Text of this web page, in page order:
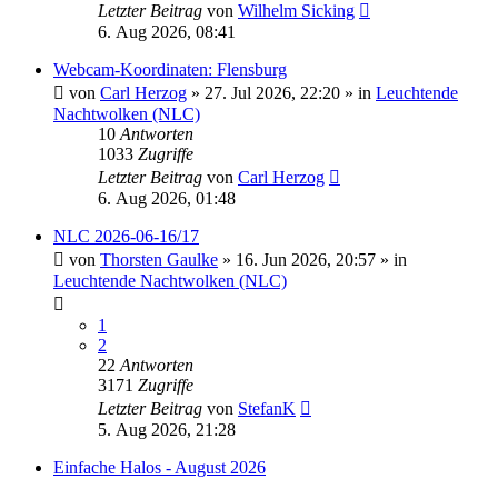
Letzter Beitrag von Wilhelm Sicking
6. Aug 2026, 08:41
Webcam-Koordinaten: Flensburg
von Carl Herzog » 27. Jul 2026, 22:20 » in Leuchtende
Nachtwolken (NLC)
10 Antworten
1033 Zugriffe
Letzter Beitrag von Carl Herzog
6. Aug 2026, 01:48
NLC 2026-06-16/17
von Thorsten Gaulke » 16. Jun 2026, 20:57 » in
Leuchtende Nachtwolken (NLC)
1
2
22 Antworten
3171 Zugriffe
Letzter Beitrag von StefanK
5. Aug 2026, 21:28
Einfache Halos - August 2026